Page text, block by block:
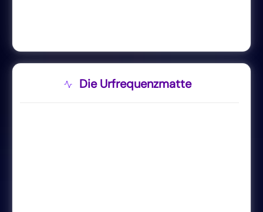
Die Urfrequenzmatte